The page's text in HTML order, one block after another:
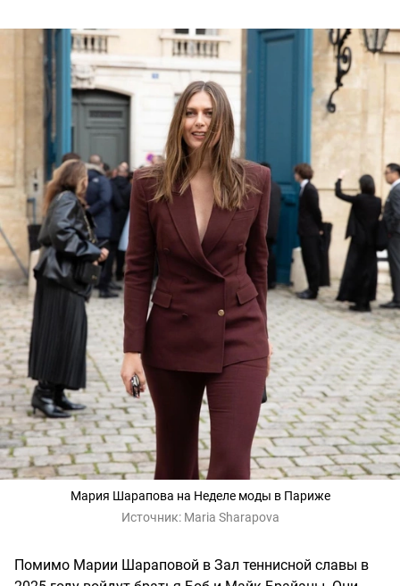
Мария Шарапова на Неделе моды в Париже
Источник: Maria Sharapova
Помимо Марии Шараповой в Зал теннисной славы в